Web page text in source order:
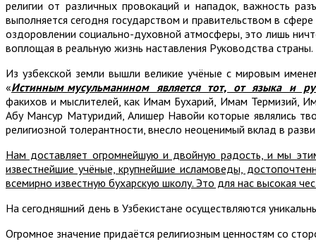
религии от различных провокаций и нападок, важность
выполняется сегодня государством и правительством в
оздоровлении социально-духовной атмосферы, это лишь
воплощая в реальную жизнь наставления Руководства страны.
Из узбекской земли вышли великие учёные с мировым
«Истинным мусульманином является тот, от языка и
факихов и мыслителей, как Имам Бухарий, Имам Термизий,
Абу Мансур Матуридий, Алишер Навойи которые являлись
религиозной толерантности, внесло неоценимый вклад в
Нам доставляет огромнейшую и двойную радость, и мы
известнейшие учёные, крупнейшие исламоведы,
всемирно известную бухарскую школу. Это для нас высокая
На сегодняшний день в Узбекистане осуществляются
Огромное значение придаётся религиозным ценностям со